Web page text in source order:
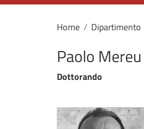
Home Dipartimento
Paolo Mereu
Dottorando